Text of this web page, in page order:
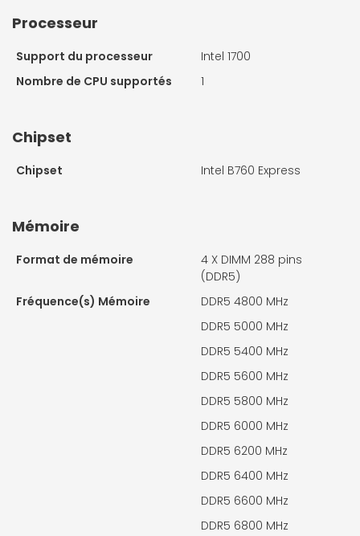
Processeur
Support du processeur
Intel 1700
Nombre de CPU supportés
1
Chipset
Chipset Intel B760 Express
Mémoire
Format de mémoire 4 X DIMM 288 pins
(DDR5)
Fréquence(s) Mémoire
DDR5 4800 MHz
DDR5 5000 MHz
DDR5 5400 MHz
DDR5 5600 MHz
DDR5 5800 MHz
DDR5 6000 MHz
DDR5 6200 MHz
DDR5 6400 MHz
DDR5 6600 MHz
DDR5 6800 MHz